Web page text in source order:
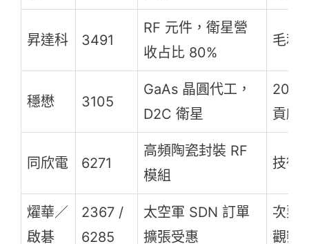
昇達科 3491
RF 元件，衛星營
收占比 80%
毛利
穩懋 3105
GaAs 晶圓代工，
D2C 衛星
2026
貢獻
同欣電 6271
高頻陶瓷封裝 RF
模組
技術
燿華／
啟碁
2367 /
6285
太空軍 SDN 訂單
擴張受惠
次要
觀察